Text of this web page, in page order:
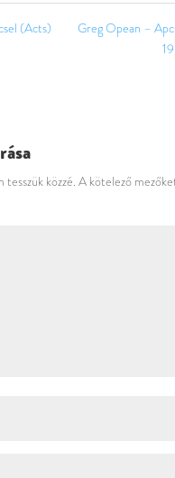
(Acts)
Greg Opean –
közzé. A kötelező